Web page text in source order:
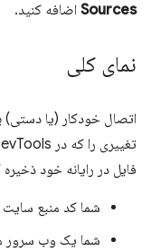
Sources اضافه کنید.
نمای کلی
اتصال خودکار (یا
فایل در رایانه خود
شما کد منبع
شما یک وب سرور